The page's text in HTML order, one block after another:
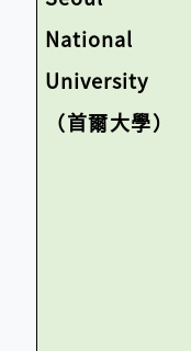
National
University
（首爾大學）